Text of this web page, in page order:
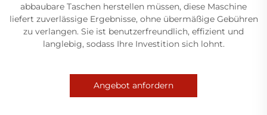
abbaubare Taschen herstellen müssen, diese Maschine
liefert zuverlässige Ergebnisse, ohne übermäßige Gebühren
zu verlangen. Sie ist benutzerfreundlich, effizient und
langlebig, sodass Ihre Investition sich lohnt.
Angebot anfordern